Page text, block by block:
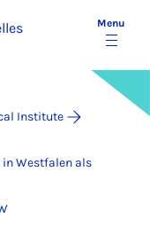
Menu
Institute
in Westfalen als